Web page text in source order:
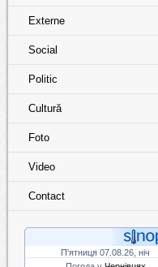
Externe
Social
Politic
Cultură
Foto
Video
Contact
П'ятниця 07.08.26, ніч